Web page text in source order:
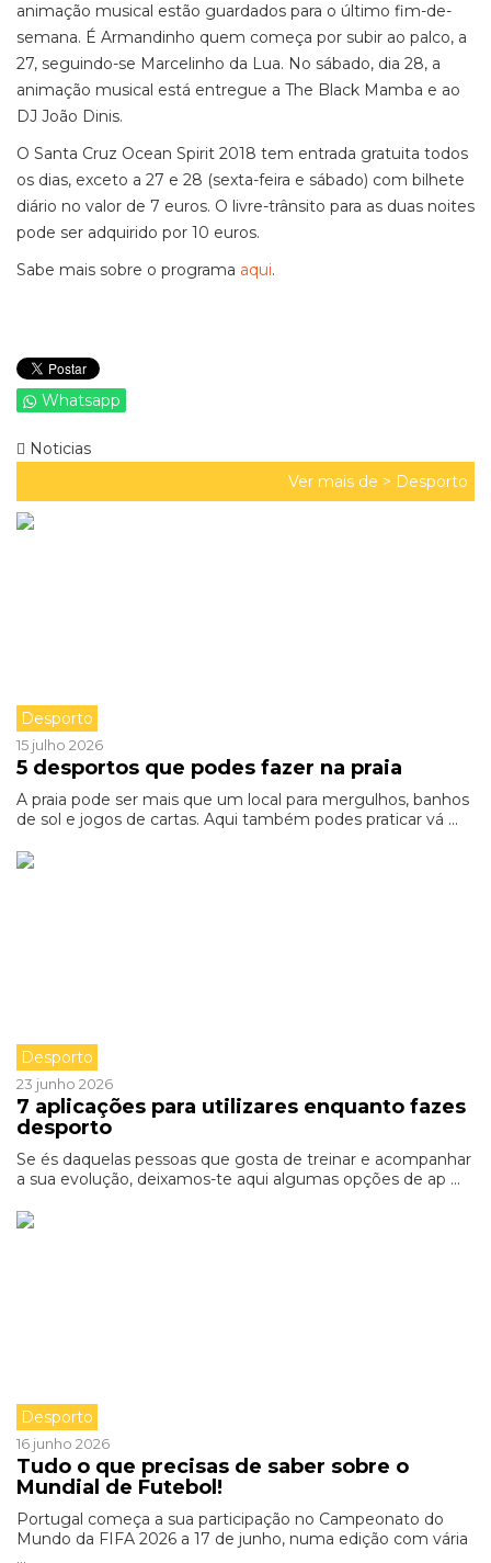
animação musical estão guardados para o último fim-de-
semana. É Armandinho quem começa por subir ao palco, a
27, seguindo-se Marcelinho da Lua. No sábado, dia 28, a
animação musical está entregue a The Black Mamba e ao
DJ João Dinis.
O Santa Cruz Ocean Spirit 2018 tem entrada gratuita todos
os dias, exceto a 27 e 28 (sexta-feira e sábado) com bilhete
diário no valor de 7 euros. O livre-trânsito para as duas noites
pode ser adquirido por 10 euros.
Sabe mais sobre o programa aqui.
Whatsapp
Noticias
Ver mais de > Desporto
Desporto
15 julho 2026
5 desportos que podes fazer na praia
A praia pode ser mais que um local para mergulhos, banhos
de sol e jogos de cartas. Aqui também podes praticar vá ...
Desporto
23 junho 2026
7 aplicações para utilizares enquanto fazes
desporto
Se és daquelas pessoas que gosta de treinar e acompanhar
a sua evolução, deixamos-te aqui algumas opções de ap ...
Desporto
16 junho 2026
Tudo o que precisas de saber sobre o
Mundial de Futebol!
Portugal começa a sua participação no Campeonato do
Mundo da FIFA 2026 a 17 de junho, numa edição com vária
...